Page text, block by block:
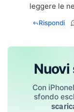
leggere le
Rispondi
Con
sfondo